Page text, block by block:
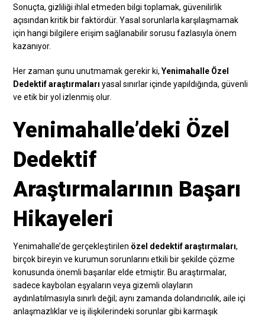
Sonuçta, gizliliği ihlal etmeden bilgi toplamak, güvenilirlik
açısından kritik bir faktördür. Yasal sorunlarla karşılaşmamak
için hangi bilgilere erişim sağlanabilir sorusu fazlasıyla önem
kazanıyor.
Her zaman şunu unutmamak gerekir ki,Yenimahalle Özel
Dedektif araştırmaları yasal sınırlar içinde yapıldığında, güvenli
ve etik bir yol izlenmiş olur.
Yenimahalle’deki Özel
Dedektif
Araştırmalarının Başarı
Hikayeleri
Yenimahalle’de gerçekleştirilen özel dedektif araştırmaları,
birçok bireyin ve kurumun sorunlarını etkili bir şekilde çözme
konusunda önemli başarılar elde etmiştir. Bu araştırmalar,
sadece kaybolan eşyaların veya gizemli olayların
aydınlatılmasıyla sınırlı değil; aynı zamanda dolandırıcılık, aile içi
anlaşmazlıklar ve iş ilişkilerindeki sorunlar gibi karmaşık